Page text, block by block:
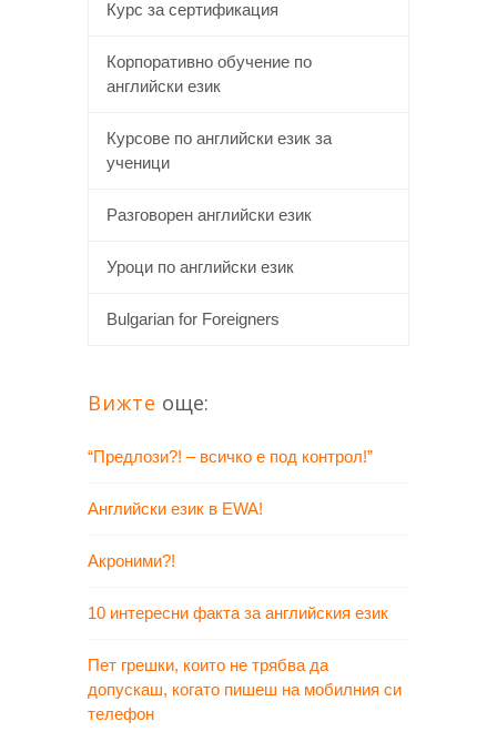
Курс за сертификация
Корпоративно обучение по
английски език
Курсове по английски език за
ученици
Разговорен английски език
Уроци по английски език
Bulgarian for Foreigners
Вижте още:
“Предлози?! – всичко е под контрол!”
Английски език в EWA!
Акроними?!
10 интересни факта за английския език
Пет грешки, които не трябва да
допускаш, когато пишеш на мобилния си
телефон